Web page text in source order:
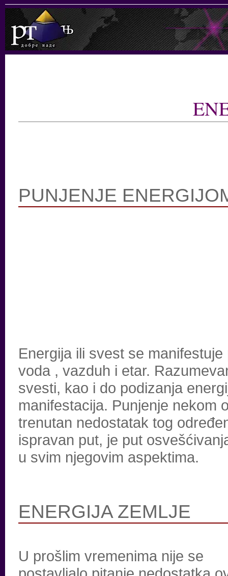
PUNJENJE
Energija ili svest se
voda , vazduh i etar.
svesti, kao i do podizanja
manifestacija. Punjenje nekom
trenutan nedostatak tog
ispravan put, je put
u svim njegovim aspektima.
ENERGIJA ZEMLJE
U prošlim vremenima nije se